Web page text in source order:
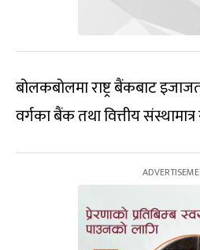
बोलकबोलमा राष्ट्र बैंकबाट
वर्गका बैंक तथा वित्तीय